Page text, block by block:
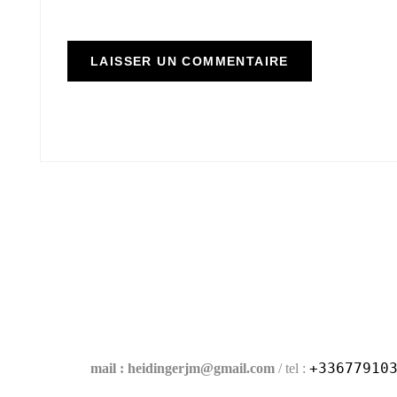
mail : heidingerjm@gmail.com / tel :